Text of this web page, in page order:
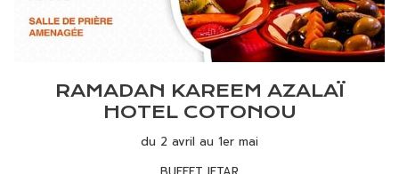
RAMADAN KAREEM AZALAÏ
HOTEL COTONOU
du 2 avril au 1er mai